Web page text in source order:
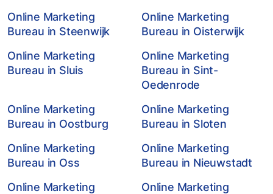
Online Marketing
Bureau in Steenwijk
Online Marketing
Bureau in Oisterwijk
Online Marketing
Bureau in Sluis
Online Marketing
Bureau in Sint-
Oedenrode
Online Marketing
Bureau in Oostburg
Online Marketing
Bureau in Sloten
Online Marketing
Bureau in Oss
Online Marketing
Bureau in Nieuwstadt
Online Marketing
Online Marketing